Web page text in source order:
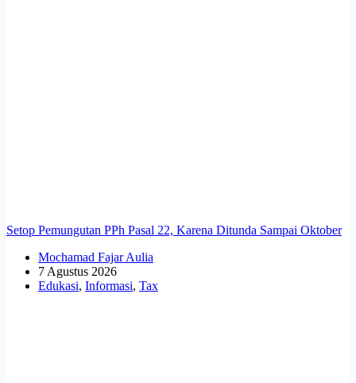
Setop Pemungutan PPh Pasal 22, Karena Ditunda Sampai Oktober
Mochamad Fajar Aulia
7 Agustus 2026
Edukasi, Informasi, Tax